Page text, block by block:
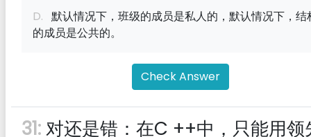
D. 默认情况下，班级的成员是私人的，默认情况下，结
的成员是公共的。
Check Answer
31:对还是错：在C ++中，只能用